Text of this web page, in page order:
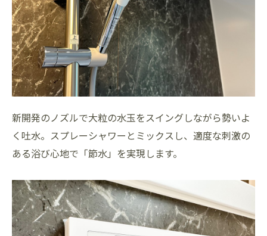
新開発のノズルで大粒の水玉をスイングしながら勢いよ
く吐水。スプレーシャワーとミックスし、適度な刺激の
ある浴び心地で「節水」を実現します。